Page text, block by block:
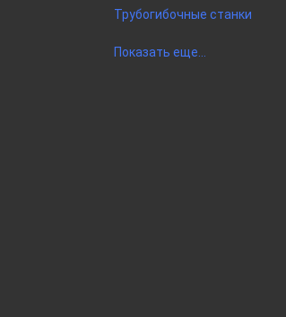
Трубогибочные станки
Показать еще...